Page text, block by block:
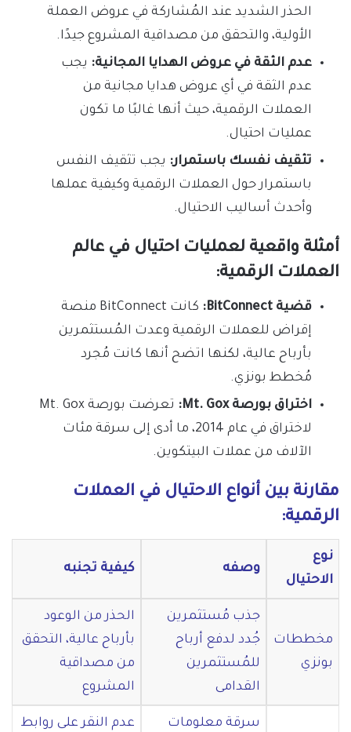
الحذر الشديد عند المُشاركة في عروض العملة
الأولية، والتحقق من مصداقية المشروع جيدًا.
عدم الثقة في عروض الهدايا المجانية: يجب
عدم الثقة في أي عروض هدايا مجانية من
العملات الرقمية، حيث أنها غالبًا ما تكون
عمليات احتيال.
تثقيف نفسك باستمرار: يجب تثقيف النفس
باستمرار حول العملات الرقمية وكيفية عملها
وأحدث أساليب الاحتيال.
أمثلة واقعية لعمليات احتيال في عالم
العملات الرقمية:
قضية BitConnect:
كانت BitConnect منصة
إقراض للعملات الرقمية وعدت المُستثمرين
بأرباح عالية، لكنها اتضح أنها كانت مُجرد
مُخطط بونزي.
اختراق بورصة Mt. Gox:
تعرضت بورصة Mt. Gox
لاختراق في عام 2014، ما أدى إلى سرقة مئات
الآلاف من عملات البيتكوين.
مقارنة بين أنواع الاحتيال في العملات
الرقمية:
نوع
الاحتيال
وصفه كيفية تجنبه
مخططات
بونزي
جذب مُستثمرين
جُدد لدفع أرباح
للمُستثمرين
القدامى
الحذر من الوعود
بأرباح عالية، التحقق
من مصداقية
المشروع
سرقة معلومات
عدم النقر على روابط